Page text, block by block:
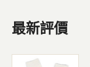
最新評價